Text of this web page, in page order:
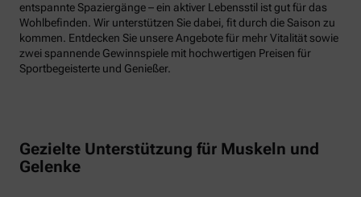
entspannte Spaziergänge – ein aktiver Lebensstil ist gut für das
Wohlbefinden. Wir unterstützen Sie dabei, fit durch die Saison zu
kommen. Entdecken Sie unsere Angebote für mehr Vitalität sowie
zwei spannende Gewinnspiele mit hochwertigen Preisen für
Sportbegeisterte und Genießer.
Gezielte Unterstützung für Muskeln und
Gelenke